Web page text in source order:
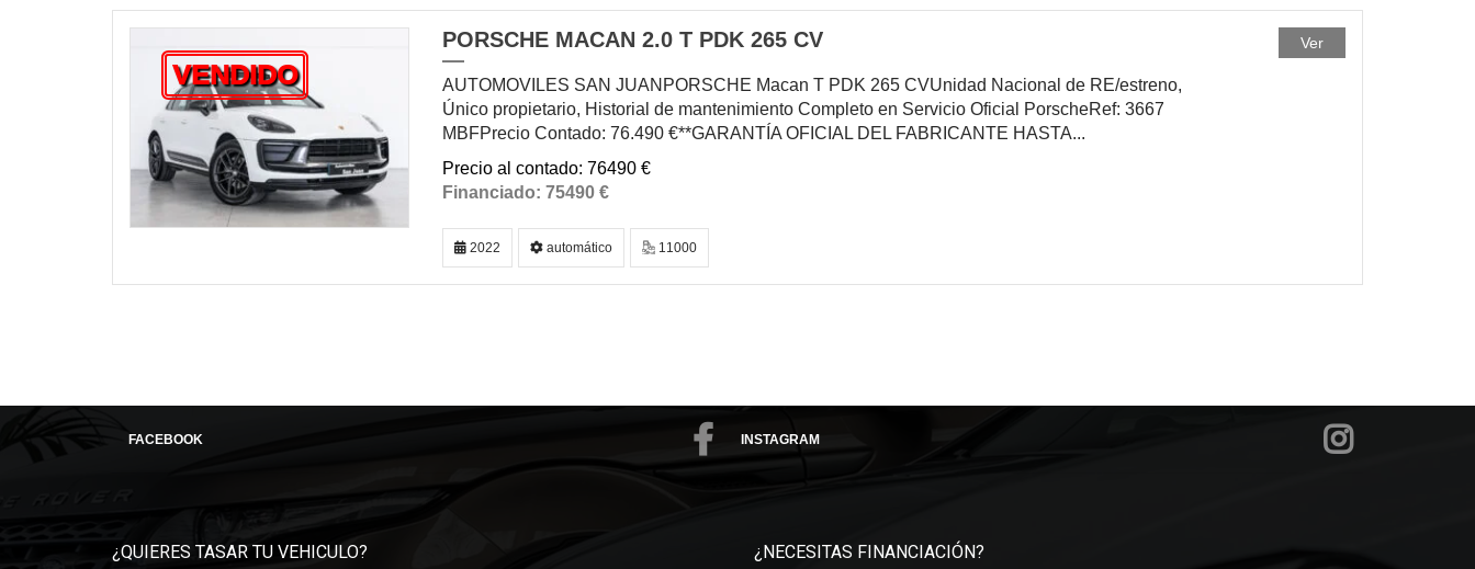
VENDIDO
PORSCHE MACAN 2.0 T PDK 265 CV
AUTOMOVILES SAN JUANPORSCHE Macan T PDK 265 CVUnidad Nacional de RE/estreno,
Único propietario, Historial de mantenimiento Completo en Servicio Oficial PorscheRef: 3667
MBFPrecio Contado: 76.490 €**GARANTÍA OFICIAL DEL FABRICANTE HASTA...
76490 €
75490 €
Ver
2022 automático 11000
FACEBOOK INSTAGRAM
¿QUIERES TASAR TU VEHICULO? ¿NECESITAS FINANCIACIÓN?